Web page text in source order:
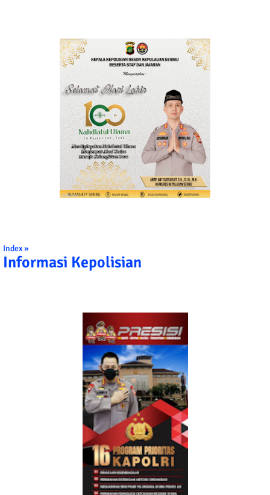
Index »
Informasi Kepolisian